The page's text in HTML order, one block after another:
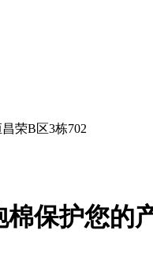
荣B区3栋702
保护您的